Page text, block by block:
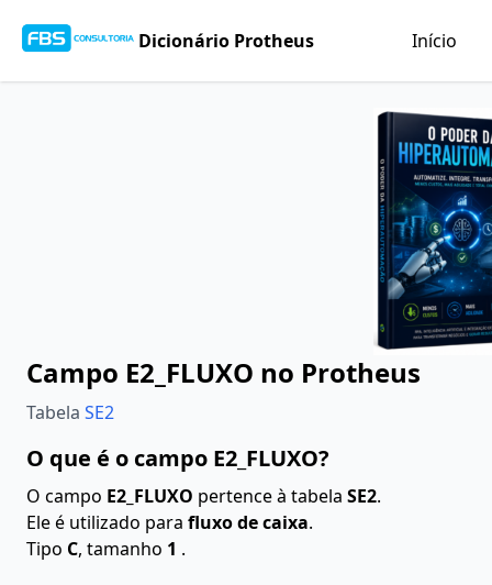
Dicionário Protheus Início
Campo E2_FLUXO no Protheus
Tabela SE2
O que é o campo E2_FLUXO?
O campo E2_FLUXO pertence à tabela SE2.
Ele é utilizado para fluxo de caixa.
Tipo C, tamanho 1 .